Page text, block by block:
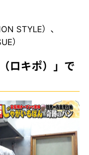
STYLE）、
）
ロキポ）」で